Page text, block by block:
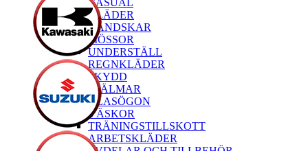
CASUAL
KLÄDER
HANDSKAR
MÖSSOR
UNDERSTÄLL
REGNKLÄDER
SKYDD
HJÄLMAR
GLASÖGON
VÄSKOR
TRÄNINGSTILLSKOTT
ARBETSKLÄDER